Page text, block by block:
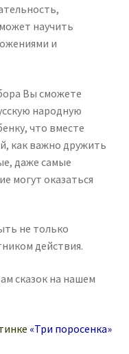
научить
и
Вы сможете
народную
что вместе
как важно дружить
даже самые
могут оказаться
не только
действия.
сказок на нашем
«Три поросенка»